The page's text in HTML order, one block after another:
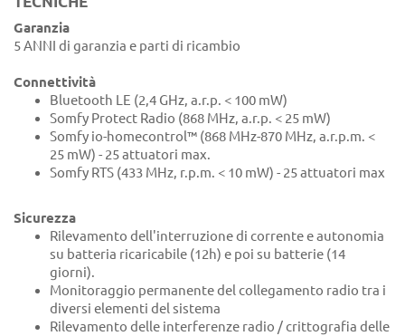
Garanzia
5 ANNI di garanzia e parti di ricambio
Connettività
Bluetooth LE (2,4 GHz, a.r.p. < 100 mW)
Somfy Protect Radio (868 MHz, a.r.p. < 25 mW)
Somfy io-homecontrol™ (868 MHz-870 MHz, a.r.p.m. <
25 mW) - 25 attuatori max.
Somfy RTS (433 MHz, r.p.m. < 10 mW) - 25 attuatori max
Sicurezza
Rilevamento dell'interruzione di corrente e autonomia
su batteria ricaricabile (12h) e poi su batterie (14
giorni).
Monitoraggio permanente del collegamento radio tra i
diversi elementi del sistema
Rilevamento delle interferenze radio / crittografia delle